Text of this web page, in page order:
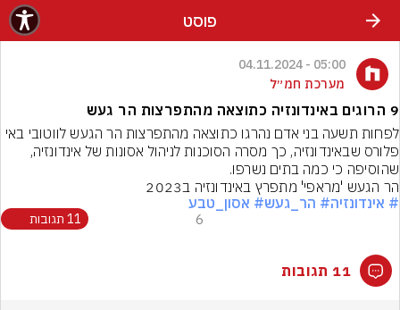
פוסט
05:00 - 04.11.2024
מערכת חמ״ל
9 הרוגים באינדונזיה כתוצאה מהתפרצות הר געש
שהוסיפה כי כמה בתים נשרפו.
הר הגעש 'מראפי' מתפרץ באינדונזיה ב2023
# אינדונזיה# הר_געש# אסון_טבע
6 11 תגובות
11 תגובות